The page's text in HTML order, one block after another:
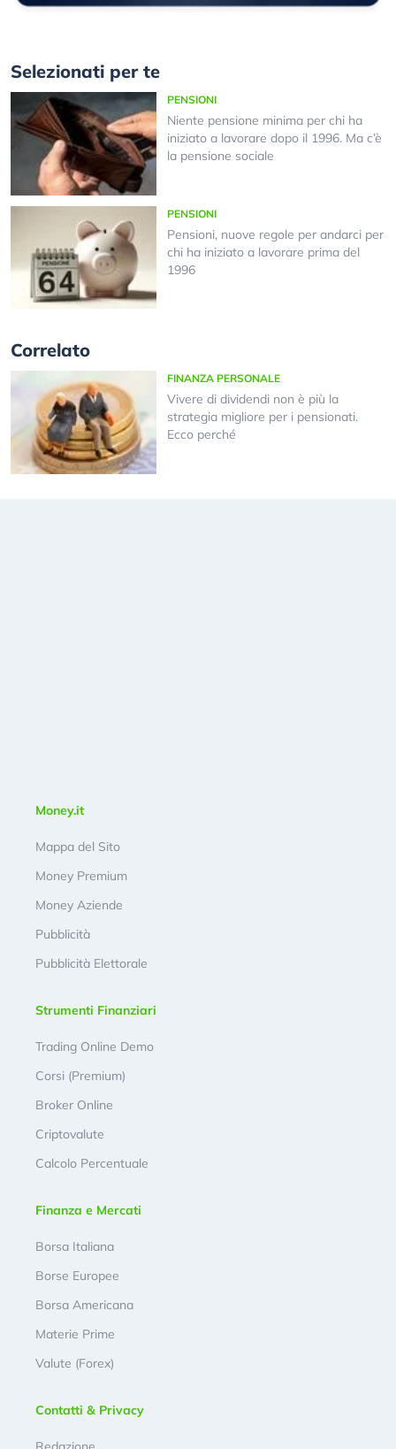
Selezionati per te
PENSIONI
Niente pensione minima per chi ha
iniziato a lavorare dopo il 1996. Ma c’è
la pensione sociale
PENSIONI
Pensioni, nuove regole per andarci per
chi ha iniziato a lavorare prima del
1996
Correlato
FINANZA PERSONALE
Vivere di dividendi non è più la
strategia migliore per i pensionati.
Ecco perché
Money.it
Mappa del Sito
Money Premium
Money Aziende
Pubblicità
Pubblicità Elettorale
Strumenti Finanziari
Trading Online Demo
Corsi (Premium)
Broker Online
Criptovalute
Calcolo Percentuale
Finanza e Mercati
Borsa Italiana
Borse Europee
Borsa Americana
Materie Prime
Valute (Forex)
Contatti & Privacy